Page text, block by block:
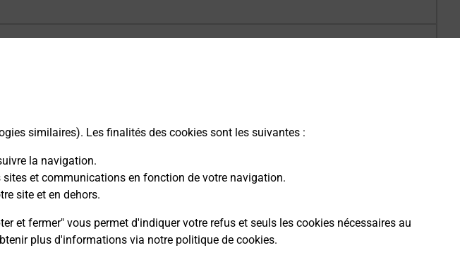
similaires). Les finalités des cookies sont les suivantes :
la navigation.
et communications en fonction de votre navigation.
site et en dehors.
et fermer" vous permet d'indiquer votre refus et seuls les cookies nécessaires au
plus d'informations via notre politique de cookies.
?